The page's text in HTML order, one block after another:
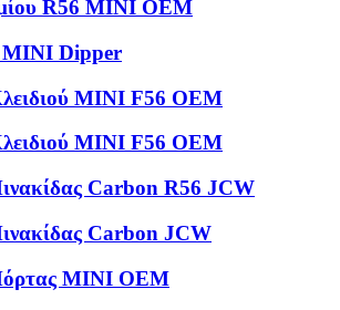
R56 MINI OEM
MINI Dipper
MINI F56 OEM
MINI F56 OEM
Carbon R56 JCW
Carbon JCW
MINI OEM